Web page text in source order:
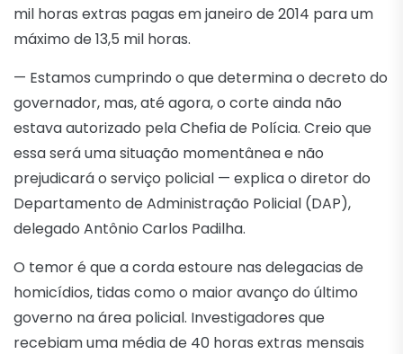
mil horas extras pagas em janeiro de 2014 para um
máximo de 13,5 mil horas.
— Estamos cumprindo o que determina o decreto do
governador, mas, até agora, o corte ainda não
estava autorizado pela Chefia de Polícia. Creio que
essa será uma situação momentânea e não
prejudicará o serviço policial — explica o diretor do
Departamento de Administração Policial (DAP),
delegado Antônio Carlos Padilha.
O temor é que a corda estoure nas delegacias de
homicídios, tidas como o maior avanço do último
governo na área policial. Investigadores que
recebiam uma média de 40 horas extras mensais